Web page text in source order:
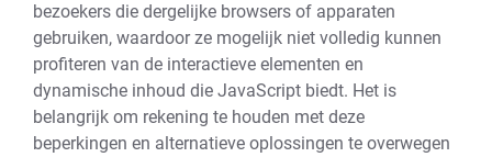
bezoekers die dergelijke browsers of apparaten
gebruiken, waardoor ze mogelijk niet volledig kunnen
profiteren van de interactieve elementen en
dynamische inhoud die JavaScript biedt. Het is
belangrijk om rekening te houden met deze
beperkingen en alternatieve oplossingen te overwegen